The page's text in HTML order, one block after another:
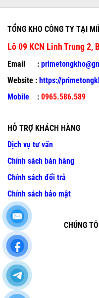
TỔNG KHO CÔNG TY TẠI
Lô 09 KCN Linh Trung 2,
Email :
Website : https://
Mobile : 0965.586.589
HỖ TRỢ KHÁCH HÀNG
Dịch vụ tư vấn
Chính sách bán hàng
Chính sách đổi trả
Chính sách bảo mật
CHÚNG